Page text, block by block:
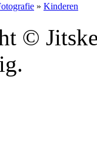
» Kinderen
©